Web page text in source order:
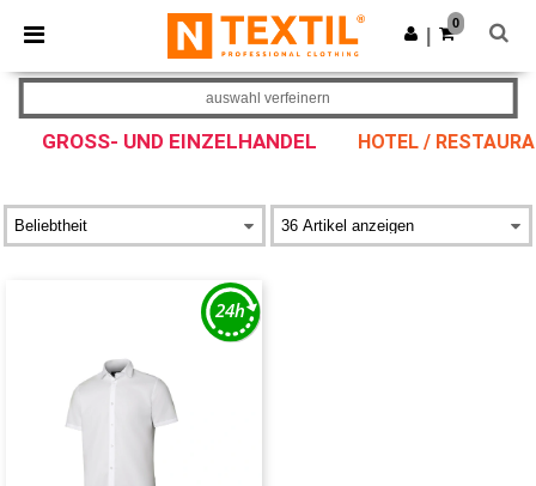
× Ntextil App
Bessere Preise in der App!
App holen
0
GROSS- UND EINZELHANDEL HOTEL /
auswahl verfeinern